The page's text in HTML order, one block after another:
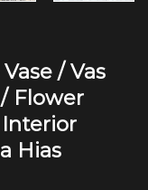
/ Vas
Flower
Interior
Hias